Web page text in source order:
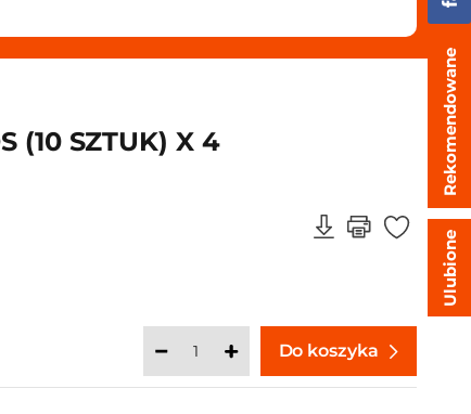
(10 SZTUK) X 4
Do koszyka
Rekomendowane
Ulubione